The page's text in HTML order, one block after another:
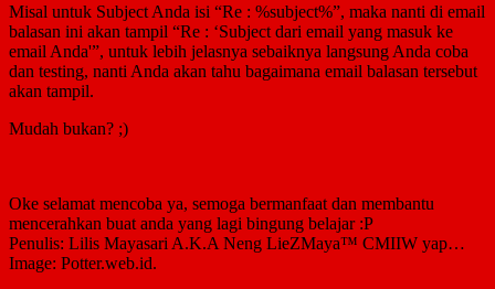
Misal untuk Subject Anda isi “Re : %subject%”, maka nanti di email
balasan ini akan tampil “Re : ‘Subject dari email yang masuk ke
email Anda'”, untuk lebih jelasnya sebaiknya langsung Anda coba
dan testing, nanti Anda akan tahu bagaimana email balasan tersebut
akan tampil.
Mudah bukan? ;)
Oke selamat mencoba ya, semoga bermanfaat dan membantu
mencerahkan buat anda yang lagi bingung belajar :P
Penulis: Lilis Mayasari A.K.A Neng LieZMaya™ CMIIW yap…
Image: Potter.web.id.